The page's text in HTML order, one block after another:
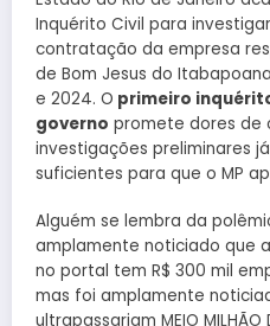
Inquérito Civil para
contratação da empresa
de Bom Jesus do
e 2024. O primeiro
governo promete dores de
investigações preliminares
suficientes para que o MP
Alguém se lembra da
amplamente noticiado que
no portal tem R$ 300 mil
mas foi amplamente
ultrapassariam MEIO MILHÃO